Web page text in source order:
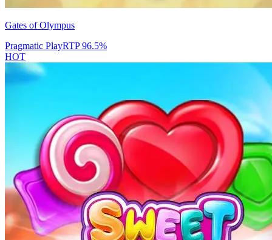
Gates of Olympus
Pragmatic PlayRTP96.5%
HOT